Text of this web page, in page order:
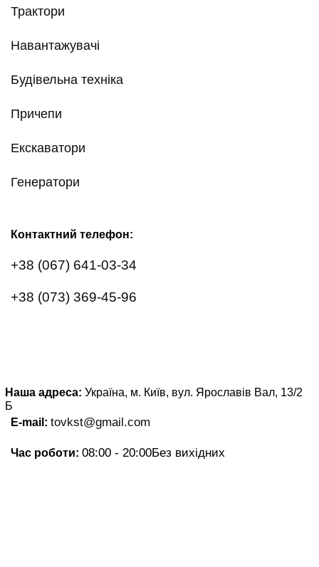
Трактори
Навантажувачі
Будівельна техніка
Причепи
Екскаватори
Генератори
Контактний телефон:
+38 (067) 641-03-34
+38 (073) 369-45-96
Наша адреса: Україна, м. Київ, вул. Ярославів Вал, 13/2
Б
E-mail: tovkst@gmail.com
Час роботи: 08:00 - 20:00Без вихідних